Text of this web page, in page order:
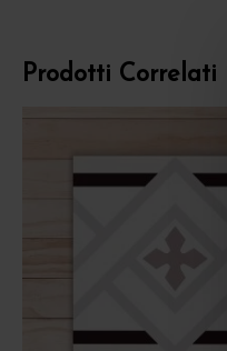
Prodotti Correlati